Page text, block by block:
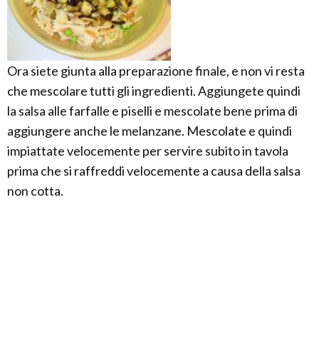
Ora siete giunta alla preparazione finale, e non vi resta
che mescolare tutti gli ingredienti. Aggiungete quindi
la salsa alle farfalle e piselli e mescolate bene prima di
aggiungere anche le melanzane. Mescolate e quindi
impiattate velocemente per servire subito in tavola
prima che si raffreddi velocemente a causa della salsa
non cotta.